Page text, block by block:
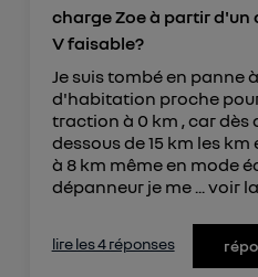
charge Zoe à partir d'un
V faisable?
Je suis tombé en panne
d'habitation proche
traction à 0 km , car dès
dessous de 15 km les
à 8 km même en mode
dépanneur je me ... voir
lire les 4 réponses